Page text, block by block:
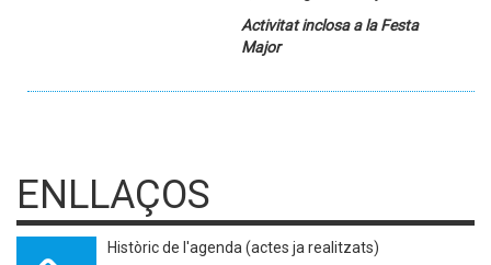
Activitat inclosa a la Festa
Major
ENLLAÇOS
Històric de l'agenda (actes ja realitzats)